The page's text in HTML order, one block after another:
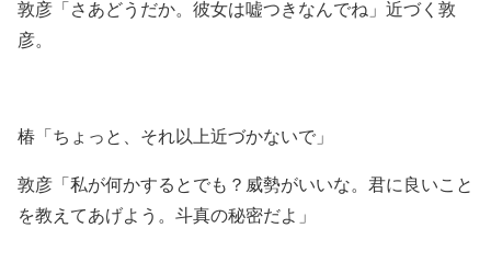
敦彦「さあどうだか。彼女は嘘つきなんでね」近づく敦
彦。
椿「ちょっと、それ以上近づかないで」
敦彦「私が何かするとでも？威勢がいいな。君に良いこと
を教えてあげよう。斗真の秘密だよ」